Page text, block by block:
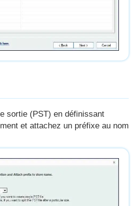
sortie (PST) en définissant
et attachez un préfixe au nom